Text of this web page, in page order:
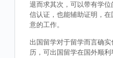
退而求其次，可以带有学
信认证，也能辅助证明，
意的工作。
出国留学对于留学而言确
历，可出国留学在国外顺